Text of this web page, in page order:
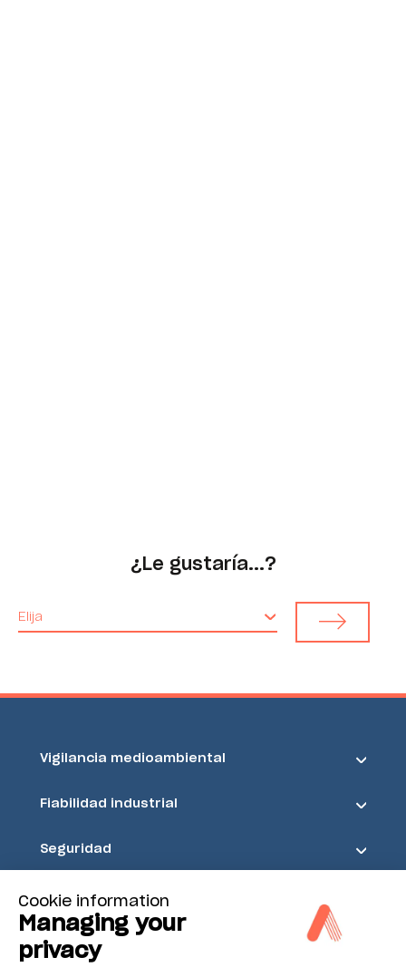
¿Le gustaría...?
Elija
Vigilancia medioambiental
Fiabilidad industrial
Seguridad
Acoem
Cookie information
Managing your
privacy